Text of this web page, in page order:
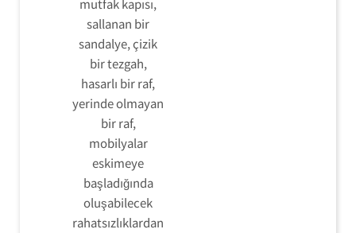
mutfak kapısı,
sallanan bir
sandalye, çizik
bir tezgah,
hasarlı bir raf,
yerinde olmayan
bir raf,
mobilyalar
eskimeye
başladığında
oluşabilecek
rahatsızlıklardan